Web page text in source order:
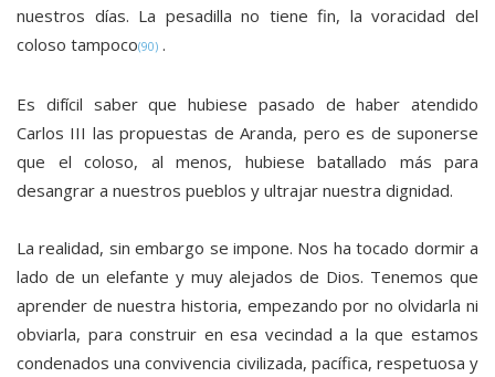
nuestros días. La pesadilla no tiene fin, la voracidad del
coloso tampoco(90) .
Es difícil saber que hubiese pasado de haber atendido
Carlos III las propuestas de Aranda, pero es de suponerse
que el coloso, al menos, hubiese batallado más para
desangrar a nuestros pueblos y ultrajar nuestra dignidad.
La realidad, sin embargo se impone. Nos ha tocado dormir a
lado de un elefante y muy alejados de Dios. Tenemos que
aprender de nuestra historia, empezando por no olvidarla ni
obviarla, para construir en esa vecindad a la que estamos
condenados una convivencia civilizada, pacífica, respetuosa y